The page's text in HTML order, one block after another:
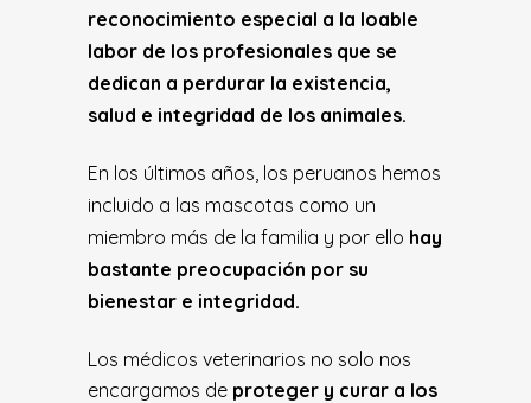
reconocimiento especial a la loable
labor de los profesionales que se
dedican a perdurar la existencia,
salud e integridad de los animales.
En los últimos años, los peruanos hemos
incluido a las mascotas como un
miembro más de la familia y por ello hay
bastante preocupación por su
bienestar e integridad.
Los médicos veterinarios no solo nos
encargamos de proteger y curar a los